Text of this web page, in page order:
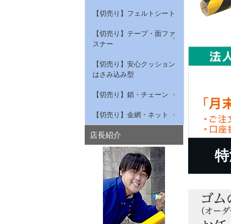
ト・軽トラック荷台マッ
水切り安全歩行マット
穴あきコーン
【切売り】NBRゴムシート
【切売り】環境配慮型ゴム
シート
【切売り】滑り止めゴム
スポンジチューブ・溝ゴム
リフレクター
衣類・布用反射材
【切売り】フェルトシート
【切売り】テープ・面ファ
スナー
綿テープ
【切売り】安心クッション
はさみ込み型
【切売り】鎖・チェーン
鉄チェーン
ステンレスチェーン
アルミチェーン
プラスチックチェーン
【切売り】金網・ネット
亀甲金網
平織金網
店長紹介